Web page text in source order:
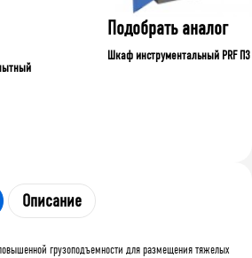
Подобрать аналог
Шкаф инструментальный PRF П3
Описание
грузоподъемности для размещения тяжелых